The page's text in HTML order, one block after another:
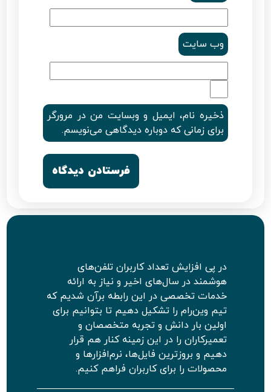
وب‌ سایت
ذخیره نام، ایمیل و وبسایت من در مرورگر
برای زمانی که دوباره دیدگاهی می‌نویسم.
در پی افزایش تعداد کاربران تلفن‌های
هوشمند در سال‌های اخیر و نیاز به ارائه
خدمات تخصصی در این رابطه برآن شدیم که
تیم وین‌رام را تشکیل دهیم تا بتوانیم برای
اولین بار دانش و تجربه متخصصان و
تعمیرکاران را در این زمینه کنار هم قرار
دهیم و بروزترین فایل‌ها، نرم‌افزارها و
محصولات را برای کاربران فراهم کنیم.